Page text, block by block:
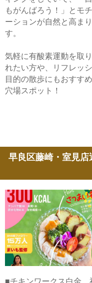
もがんばろう！」とモ
ーションが自然と高ま
す。
気軽に有酸素運動を取
れたい方や、リフレッ
目的の散歩にもおすす
穴場スポット！
早良区藤崎・室見